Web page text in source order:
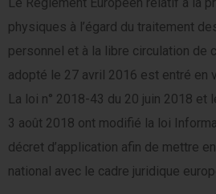
physiques à l’égard du traitement
personnel et à la libre circulation de
adopté le 27 avril 2016 est entré en
La loi n° 2018-43 du 20 juin 2018 et
3 août 2018 ont modifié la loi
décret d’application afin de mettre
national avec le cadre juridique